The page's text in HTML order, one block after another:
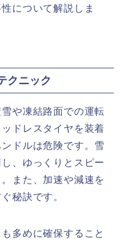
について解説しま
クニック
や凍結路面での運転
ドレスタイヤを装着
ドルは危険です。雪
、ゆっくりとスピー
また、加速や減速を
秘訣です。
多めに確保すること